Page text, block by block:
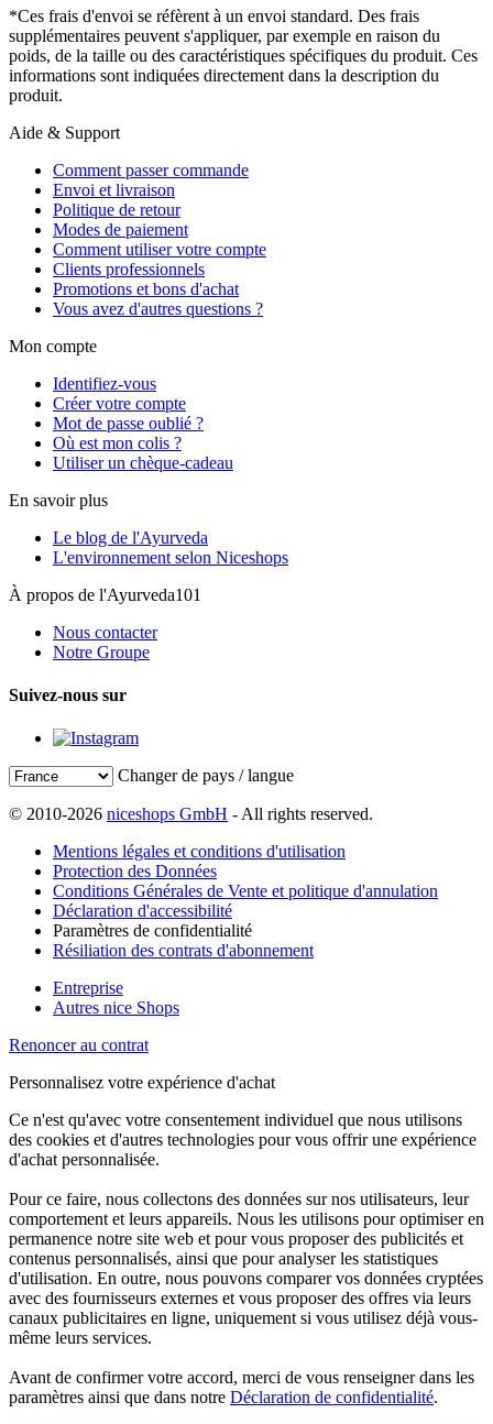
*Ces frais d'envoi se réfèrent à un envoi standard. Des frais
supplémentaires peuvent s'appliquer, par exemple en raison du
poids, de la taille ou des caractéristiques spécifiques du produit. Ces
informations sont indiquées directement dans la description du
produit.
Aide & Support
Comment passer commande
Envoi et livraison
Politique de retour
Modes de paiement
Comment utiliser votre compte
Clients professionnels
Promotions et bons d'achat
Vous avez d'autres questions ?
Mon compte
Identifiez-vous
Créer votre compte
Mot de passe oublié ?
Où est mon colis ?
Utiliser un chèque-cadeau
En savoir plus
Le blog de l'Ayurveda
L'environnement selon Niceshops
À propos de l'Ayurveda101
Nous contacter
Notre Groupe
Suivez-nous sur
Changer de pays / langue
© 2010-2026 niceshops GmbH - All rights reserved.
Mentions légales et conditions d'utilisation
Protection des Données
Conditions Générales de Vente et politique d'annulation
Déclaration d'accessibilité
Paramètres de confidentialité
Résiliation des contrats d'abonnement
Entreprise
Autres nice Shops
Renoncer au contrat
Personnalisez votre expérience d'achat
Ce n'est qu'avec votre consentement individuel que nous utilisons
des cookies et d'autres technologies pour vous offrir une expérience
d'achat personnalisée.
Pour ce faire, nous collectons des données sur nos utilisateurs, leur
comportement et leurs appareils. Nous les utilisons pour optimiser en
permanence notre site web et pour vous proposer des publicités et
contenus personnalisés, ainsi que pour analyser les statistiques
d'utilisation. En outre, nous pouvons comparer vos données cryptées
avec des fournisseurs externes et vous proposer des offres via leurs
canaux publicitaires en ligne, uniquement si vous utilisez déjà vous-
même leurs services.
Avant de confirmer votre accord, merci de vous renseigner dans les
paramètres ainsi que dans notre Déclaration de confidentialité.